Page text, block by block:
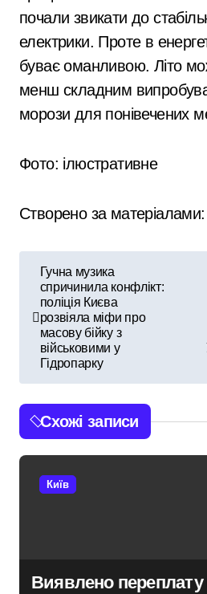
почали звикати до
електрики. Проте в
буває оманливою. Літо
менш складним
морози для понівечених
Фото: ілюстративне
Створено за
г
а
ц
Гучна музика
спричинила конфлікт:
поліція Києва
розвіяла міфи про
масову бійку з
військовими у
Гідропарку
Схожі записи
Київ
Виявлено